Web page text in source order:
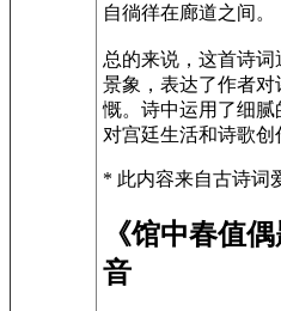
自徜徉在廊道之间。
总的来说，这首诗
景象，表达了作者
慨。诗中运用了细
对宫廷生活和诗歌创
* 此内容来自古诗词
《馆中春值
音